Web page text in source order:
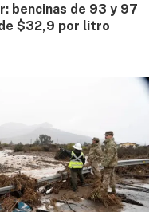
bencinas de 93 y 97
$32,9 por litro